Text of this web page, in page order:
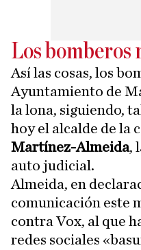
Los
Así las cosas, los
Ayuntamiento de
la lona, siguiendo,
hoy el alcalde de la
Martínez-Almeida,
auto judicial.
Almeida, en
comunicación este
contra Vox, al que
redes sociales